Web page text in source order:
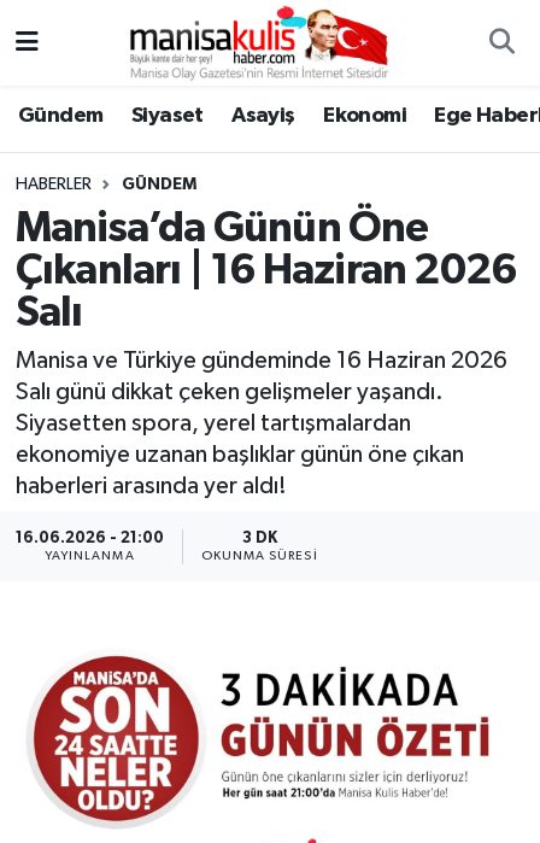
Gündem Siyaset Asayiş Ekonomi Ege
HABERLER GÜNDEM
Manisa’da Günün Öne
Çıkanları | 16 Haziran 2026
Salı
Manisa ve Türkiye gündeminde 16 Haziran 2026
Salı günü dikkat çeken gelişmeler yaşandı.
Siyasetten spora, yerel tartışmalardan
ekonomiye uzanan başlıklar günün öne çıkan
haberleri arasında yer aldı!
16.06.2026 - 21:00
YAYINLANMA
3 DK
OKUNMA SÜRESI
Ege Haberleri
Ekonomi
Genel
Resmi İlan
Siyaset
Yunusemre Hava Durumu
Yunusemre Trafik Yoğunluk Haritası
Süper Lig Puan Durumu ve Fikstür
Son Dakika Haberleri
Haber Arşivi